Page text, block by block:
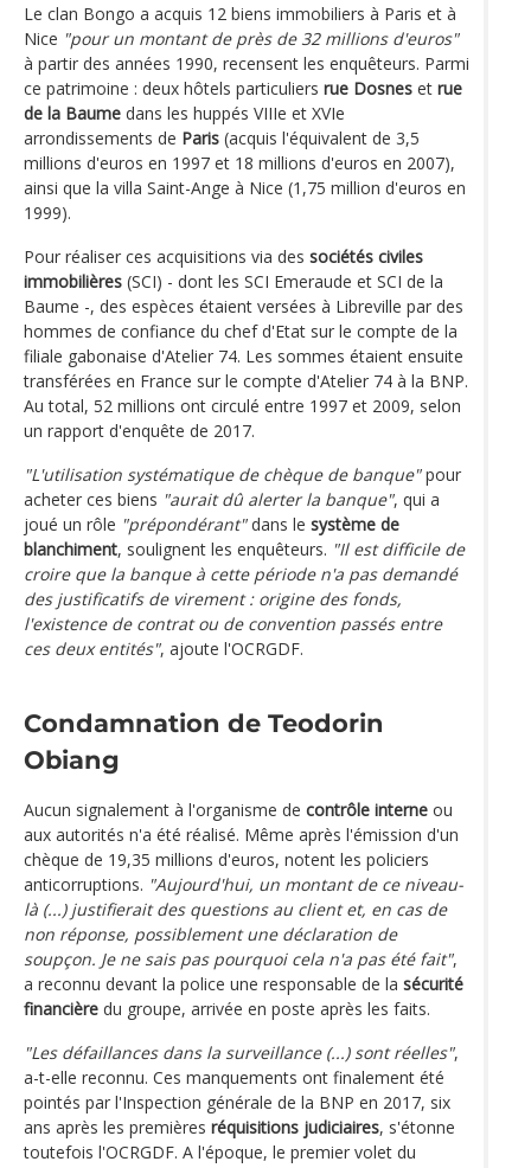
Le clan Bongo a acquis 12 biens immobiliers à Paris et à
Nice "pour un montant de près de 32 millions d'euros"
à partir des années 1990, recensent les enquêteurs. Parmi
ce patrimoine : deux hôtels particuliers rue Dosnes et rue
de la Baume dans les huppés VIIIe et XVIe
arrondissements de Paris (acquis l'équivalent de 3,5
millions d'euros en 1997 et 18 millions d'euros en 2007),
ainsi que la villa Saint-Ange à Nice (1,75 million d'euros en
1999).
Pour réaliser ces acquisitions via des sociétés civiles
immobilières (SCI) - dont les SCI Emeraude et SCI de la
Baume -, des espèces étaient versées à Libreville par des
hommes de confiance du chef d'Etat sur le compte de la
filiale gabonaise d'Atelier 74. Les sommes étaient ensuite
transférées en France sur le compte d'Atelier 74 à la BNP.
Au total, 52 millions ont circulé entre 1997 et 2009, selon
un rapport d'enquête de 2017.
"L'utilisation systématique de chèque de banque"pour
acheter ces biens "aurait dû alerter la banque", qui a
joué un rôle "prépondérant"dans le système de
blanchiment, soulignent les enquêteurs. "Il est difficile de
croire que la banque à cette période n'a pas demandé
des justificatifs de virement : origine des fonds,
l'existence de contrat ou de convention passés entre
ces deux entités", ajoute l'OCRGDF.
Condamnation de Teodorin
Obiang
Aucun signalement à l'organisme de contrôle interne ou
aux autorités n'a été réalisé. Même après l'émission d'un
chèque de 19,35 millions d'euros, notent les policiers
anticorruptions. "Aujourd'hui, un montant de ce niveau-
là (...) justifierait des questions au client et, en cas de
non réponse, possiblement une déclaration de
soupçon. Je ne sais pas pourquoi cela n'a pas été fait",
a reconnu devant la police une responsable de la sécurité
financière du groupe, arrivée en poste après les faits.
"Les défaillances dans la surveillance (...) sont réelles",
a-t-elle reconnu. Ces manquements ont finalement été
pointés par l'Inspection générale de la BNP en 2017, six
ans après les premières réquisitions judiciaires, s'étonne
toutefois l'OCRGDF. A l'époque, le premier volet du